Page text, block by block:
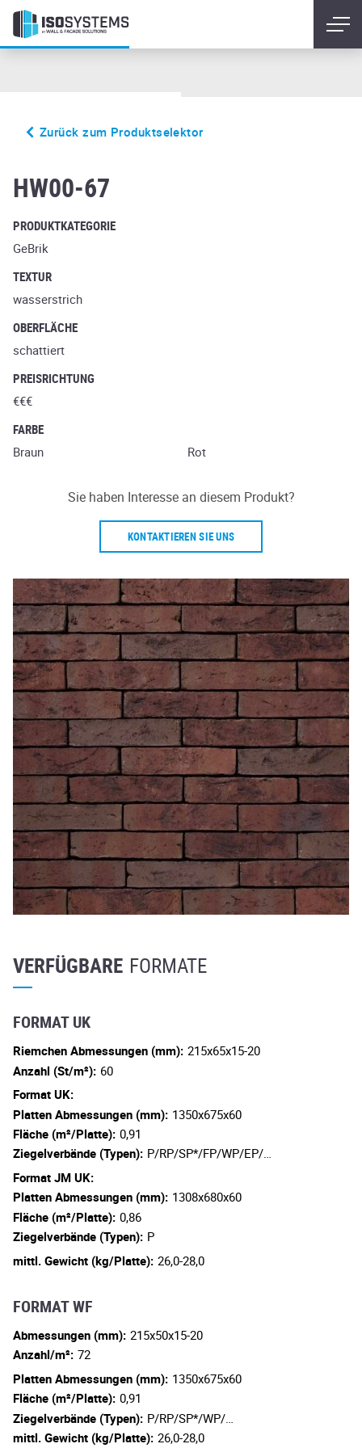
Zurück zum Produktselektor
HW00-67
PRODUKTKATEGORIE
GeBrik
TEXTUR
wasserstrich
OBERFLÄCHE
schattiert
PREISRICHTUNG
€€€
FARBE
Braun
Rot
Sie haben Interesse an diesem Produkt?
KONTAKTIEREN SIE UNS
VERFÜGBARE FORMATE
FORMAT UK
Riemchen Abmessungen (mm): 215x65x15-20
Anzahl (St/m²): 60
Format UK:
Platten Abmessungen (mm): 1350x675x60
Fläche (m²/Platte): 0,91
Ziegelverbände (Typen): P/RP/SP*/FP/WP/EP/…
Format JM UK:
Platten Abmessungen (mm): 1308x680x60
Fläche (m²/Platte): 0,86
Ziegelverbände (Typen): P
mittl. Gewicht (kg/Platte): 26,0-28,0
FORMAT WF
Abmessungen (mm): 215x50x15-20
Anzahl/m²: 72
Platten Abmessungen (mm): 1350x675x60
Fläche (m²/Platte): 0,91
Ziegelverbände (Typen): P/RP/SP*/WP/…
mittl. Gewicht (kg/Platte): 26,0-28,0